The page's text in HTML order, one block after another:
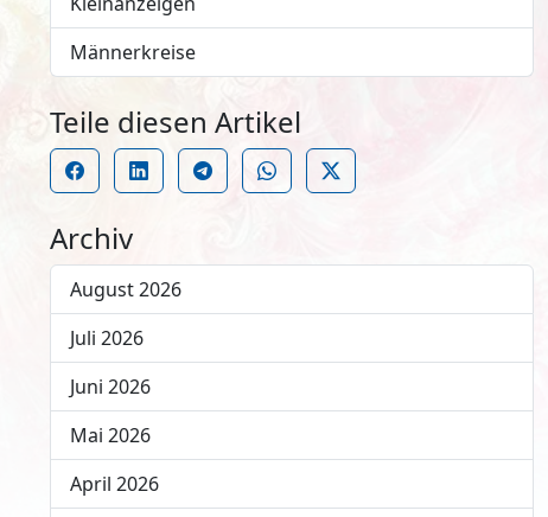
Männerkreise
Teile diesen Artikel
Archiv
August 2026
Juli 2026
Juni 2026
Mai 2026
April 2026